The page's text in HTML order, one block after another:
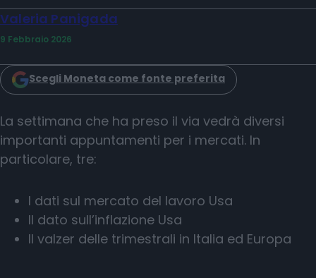
Valeria Panigada
9 Febbraio 2026
Scegli Moneta come fonte preferita
La settimana che ha preso il via vedrà diversi
importanti appuntamenti per i mercati. In
particolare, tre:
I dati sul mercato del lavoro Usa
Il dato sull’inflazione Usa
Il valzer delle trimestrali in Italia ed Europa